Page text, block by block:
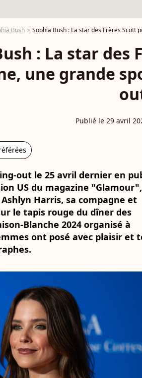
Bush Sophia Bush : La star des Frères Scott
: La star des
une grande
Publié le 29 avril
out le 25 avril dernier en
US du magazine
Harris, sa compagne et
le tapis rouge du dîner des
Blanche 2024 organisé à
ont posé avec plaisir et